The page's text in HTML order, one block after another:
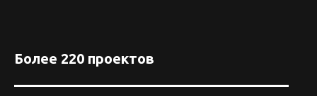
Более 220 проектов